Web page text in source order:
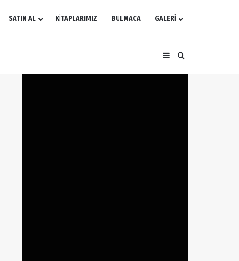
SATIN AL KİTAPLARIMIZ BULMACA GALERİ
Kenar Bölmesi
Arama yap ...